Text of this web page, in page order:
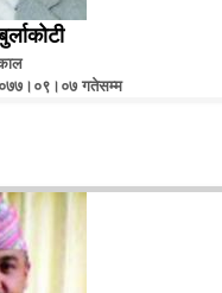
२०७७।०९।०७ गतेसम्म